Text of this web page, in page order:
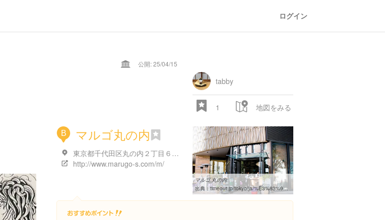
ログイン
公開: 25/04/15
tabby
1 地図をみる
B マルゴ丸の内
東京都千代田区丸の内２丁目６-１ ブリックスクエア 1F
http://www.marugo-s.com/m/
マルゴ 丸の内
出典：timeout.jp/tokyo/ja/%E3%83%90%E3%83%BC/%E3%83%9E%E3%83%AB%E3%82%B4-%E4%B8%B8%E3%81%AE%E5%86%85